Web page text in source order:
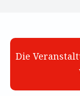
Die